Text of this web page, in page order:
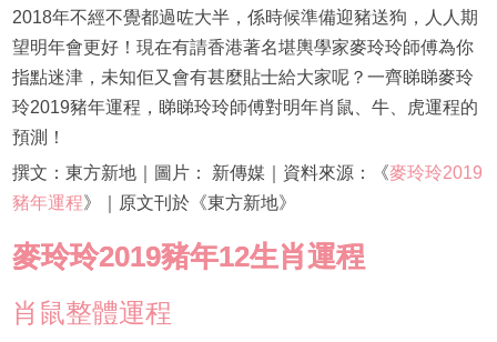
2018年不經不覺都過咗大半，係時候準備迎豬送狗，人人期
望明年會更好！現在有請香港著名堪輿學家麥玲玲師傅為你
指點迷津，未知佢又會有甚麼貼士給大家呢？一齊睇睇麥玲
玲2019豬年運程，睇睇玲玲師傅對明年肖鼠、牛、虎運程的
預測！
撰文：東方新地｜圖片： 新傳媒｜資料來源：《麥玲玲2019
豬年運程》｜原文刊於《東方新地》
麥玲玲2019豬年12生肖運程
肖鼠整體運程